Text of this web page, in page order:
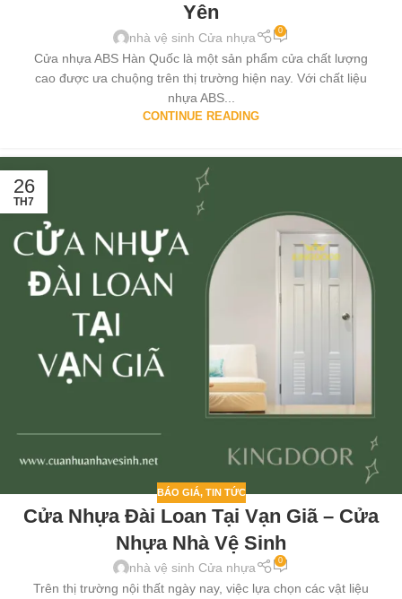
Yên
nhà vệ sinh Cửa nhựa 0
Cửa nhựa ABS Hàn Quốc là một sản phẩm cửa chất lượng
cao được ưa chuộng trên thị trường hiện nay. Với chất liệu
nhựa ABS...
CONTINUE READING
26
TH7
BÁO GIÁ, TIN TỨC
Cửa Nhựa Đài Loan Tại Vạn Giã – Cửa
Nhựa Nhà Vệ Sinh
nhà vệ sinh Cửa nhựa 0
Trên thị trường nội thất ngày nay, việc lựa chọn các vật liệu